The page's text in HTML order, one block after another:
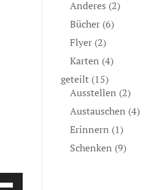
Anderes (2)
Bücher(6)
Flyer(2)
Karten (4)
geteilt(15)
Ausstellen (2)
Austauschen (4)
Erinnern (1)
Schenken (9)